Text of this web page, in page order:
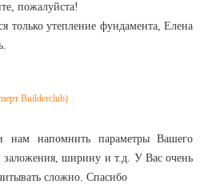
пожалуйста!
только утепление фундамента, Елена
Builderclub)
напомнить параметры Вашего
заложения, ширину и т.д. У Вас очень
сложно. Спасибо